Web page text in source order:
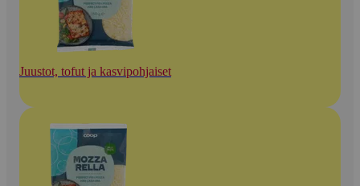
Juustot, tofut ja kasvipohjaiset